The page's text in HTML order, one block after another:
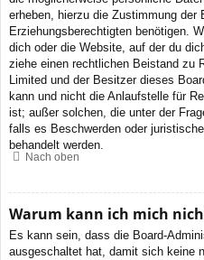
erheben, hierzu die Zustimmung der
Erziehungsberechtigten benötigen.
dich oder die Website, auf der du
ziehe einen rechtlichen Beistand zu
Limited und der Besitzer dieses
kann und nicht die Anlaufstelle für
ist; außer solchen, die unter der
falls es Beschwerden oder
behandelt werden.
Nach oben
Warum kann ich mich
Es kann sein, dass die Board-
ausgeschaltet hat, damit sich keine